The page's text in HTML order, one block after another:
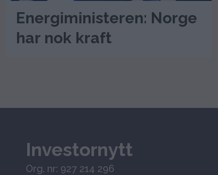
Energiministeren: Norge
har nok kraft
Investornytt
Org. nr: 927 214 296